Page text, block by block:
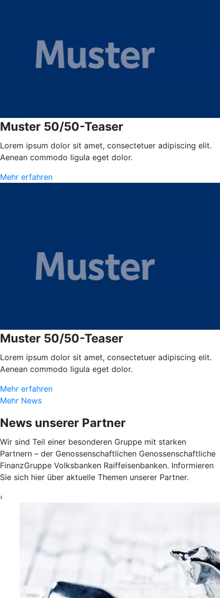
Muster 50/50-Teaser
Lorem ipsum dolor sit amet, consectetuer adipiscing elit.
Aenean commodo ligula eget dolor.
Mehr erfahren
Muster 50/50-Teaser
Lorem ipsum dolor sit amet, consectetuer adipiscing elit.
Aenean commodo ligula eget dolor.
Mehr erfahren
Mehr News
News unserer Partner
Wir sind Teil einer besonderen Gruppe mit starken
Partnern – der Genossenschaftlichen Genossenschaftliche
FinanzGruppe Volksbanken Raiffeisenbanken. Informieren
Sie sich hier über aktuelle Themen unserer Partner.
‹